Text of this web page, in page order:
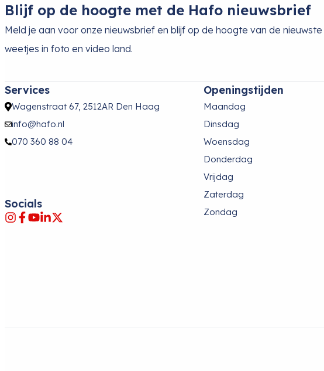
Blijf op de hoogte met de Hafo nieuwsbrief
Meld je aan voor onze nieuwsbrief en blijf op de hoogte van de nieuwste
weetjes in foto en video land.
Services
Wagenstraat 67, 2512AR Den Haag
info@hafo.nl
070 360 88 04
Socials
Openingstijden
Maandag
Dinsdag
Woensdag
Donderdag
Vrijdag
Zaterdag
Zondag